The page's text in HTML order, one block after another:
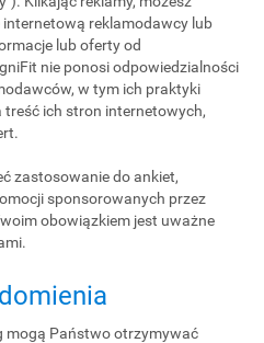
reklamodawcy lub
lub oferty od
nie ponosi odpowiedzialności
w tym ich praktyki
ich stron internetowych,
zastosowanie do ankiet,
sponsorowanych przez
obowiązkiem jest uważne
mogą Państwo otrzymywać